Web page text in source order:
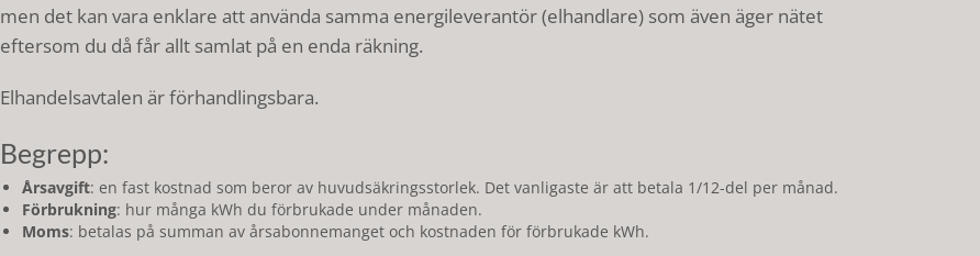
men det kan vara enklare att använda samma energileverantör (elhandlare) som även äger nätet
eftersom du då får allt samlat på en enda räkning.
Elhandelsavtalen är förhandlingsbara.
Begrepp:
Årsavgift: en fast kostnad som beror av huvudsäkringsstorlek. Det vanligaste är att betala 1/12-del per månad.
Förbrukning: hur många kWh du förbrukade under månaden.
Moms: betalas på summan av årsabonnemanget och kostnaden för förbrukade kWh.